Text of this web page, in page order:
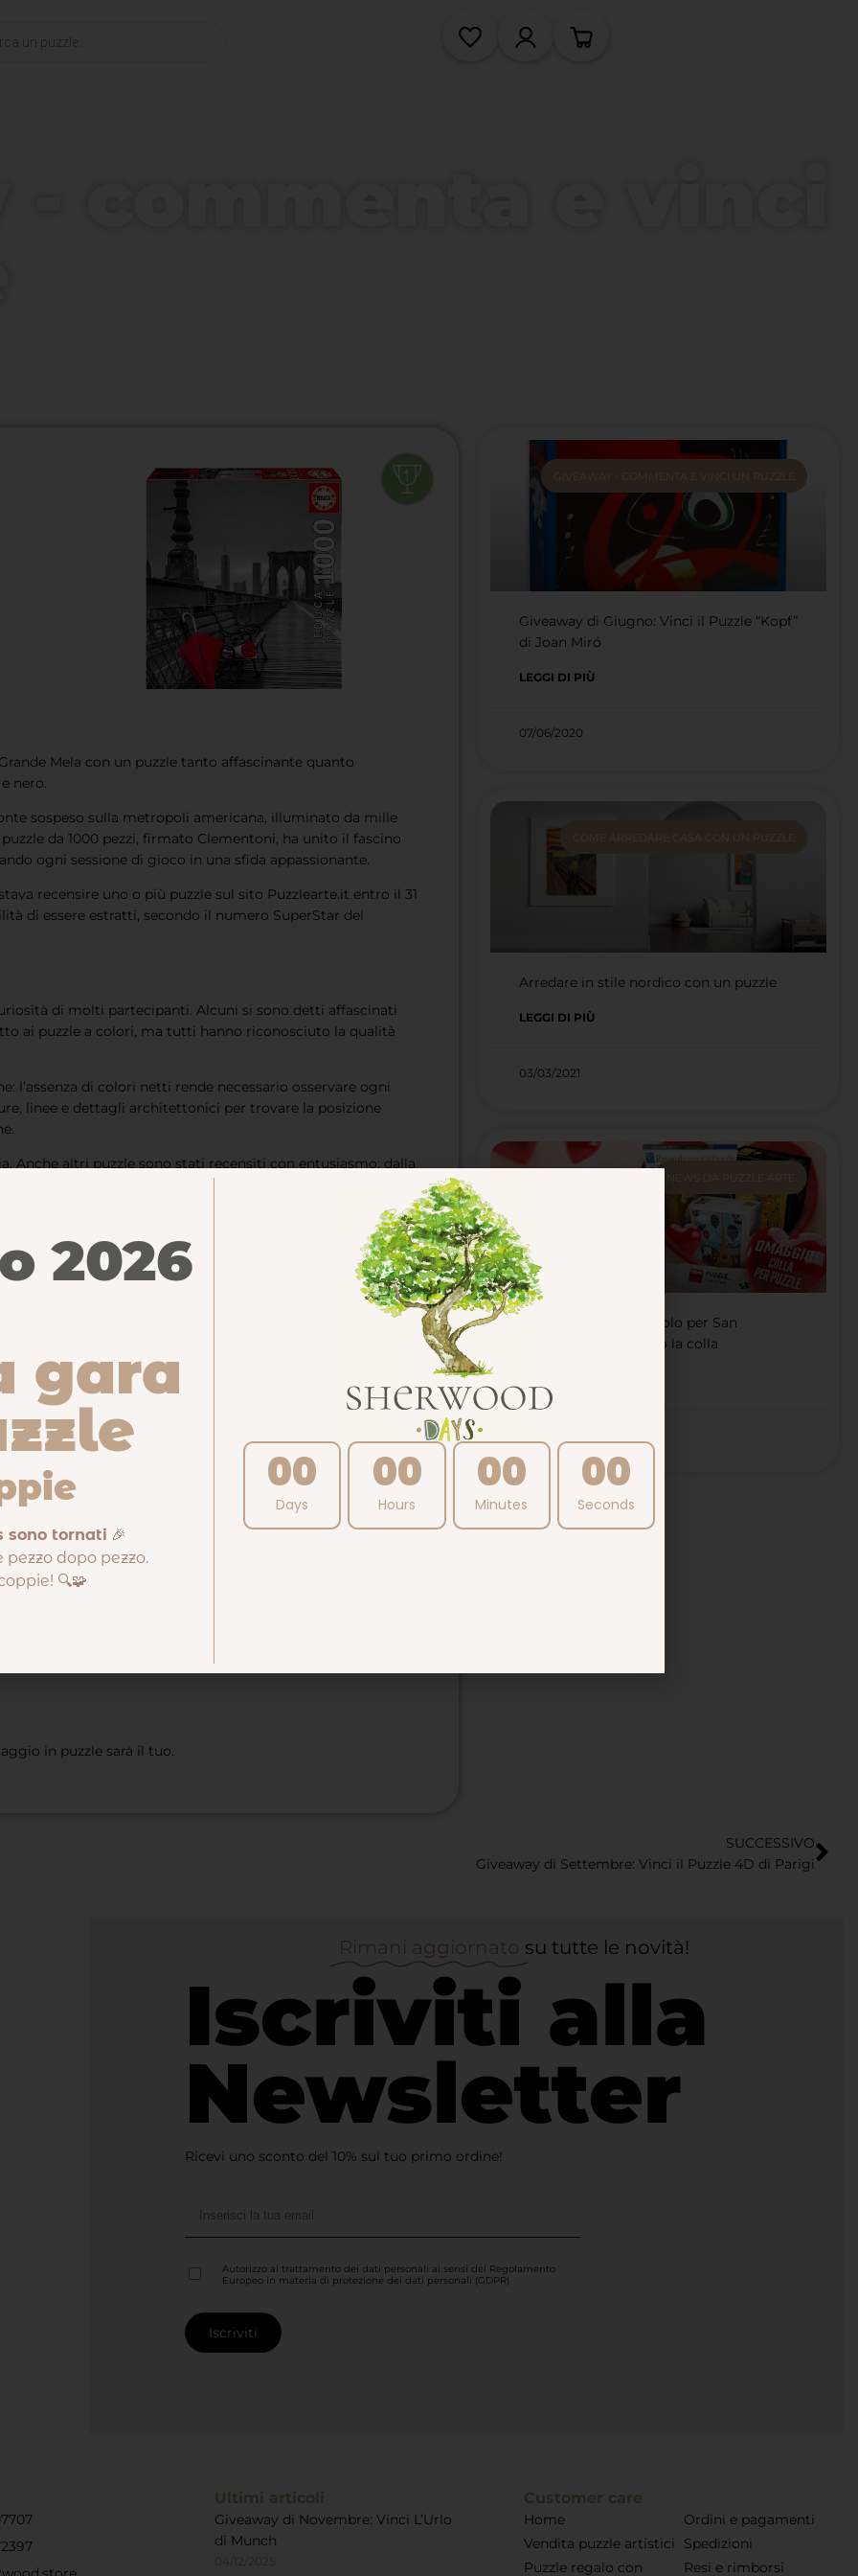
Mela con un puzzle tanto affascinante quanto
nero.
sospeso sulla metropoli americana, illuminato da mille
da 1000 pezzi, firmato Clementoni, ha unito il fascino
ogni sessione di gioco in una sfida appassionante.
recensire uno o più puzzle sul sito Puzzlearte.it entro il 31
di essere estratti, secondo il numero SuperStar del
di molti partecipanti. Alcuni si sono detti affascinati
ai puzzle a colori, ma tutti hanno riconosciuto la qualità
l’assenza di colori netti rende necessario osservare ogni
linee e dettagli architettonici per trovare la posizione
Anche altri puzzle sono stati recensiti con entusiasmo: dalla
le loro esperienze con passione e precisione,
valide per l’estrazione si è aggiudicata il puzzle del
l’elevata qualità delle tessere e la difficoltà nel
di come, nonostante l’apparente semplicità, il puzzle si sia
anche tra le più soddisfacenti.
Adriana, New York ti aspetta sul tavolo da gioco!
grazie a chi, come te, sceglie di partecipare non solo per
del mondo puzzle.
a un massimo di 5 al mese, e partecipa al sorteggio del
aiutano altri appassionati, danno visibilità ai tuoi gusti e
mese il vincitore e pubblichiamo i contenuti più
in puzzle sarà il tuo.
GIVEAWAY - COMMENTA E VINCI UN PUZZLE
Giveaway di Giugno: Vinci il Puzzle “Kopf”
di Joan Miró
LEGGI DI PIÙ
07/06/2020
COME ARREDARE CASA CON UN PUZZLE
Arredare in stile nordico con un puzzle
LEGGI DI PIÙ
03/03/2021
NEWS DA PUZZLE ARTE
Puzzle d’amore non solo per San
Valentino: in omaggio la colla
SUCCESSIVO
Giveaway di Settembre: Vinci il Puzzle 4D di Parigi
Rimani aggiornato su tutte le novità!
Iscriviti alla
Newsletter
Ricevi uno sconto del 10% sul tuo primo ordine!
Autorizzo al trattamento dei dati personali ai sensi del Regolamento
Europeo in materia di protezione dei dati personali (GDPR)
Ultimi articoli
Giveaway di Novembre: Vinci L’Urlo
di Munch
04/12/2025
Customer care
Home
Vendita puzzle artistici
Puzzle regalo con
Ordini e pagamenti
Spedizioni
Resi e rimborsi
2026
gara
sono tornati 🎉
dopo pezzo.
🔍🧩
00
Days
00
Hours
00
Minutes
00
Seconds